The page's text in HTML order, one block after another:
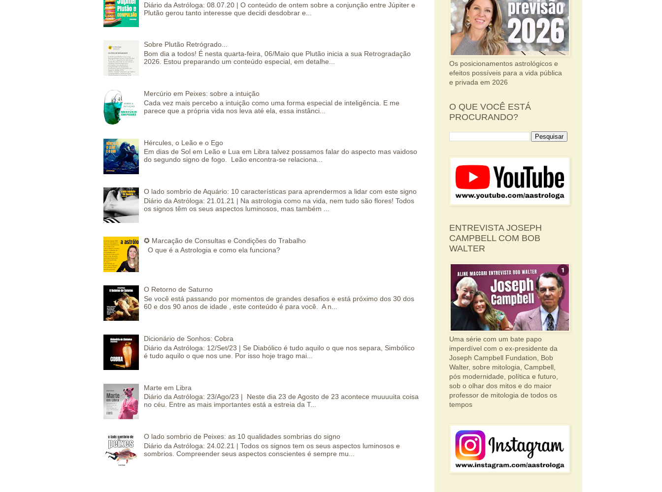
Diário da Astróloga: 08.07.20 | O conteúdo de ontem sobre a conjunção entre Júpiter e
Plutão gerou tanto interesse que decidi desdobrar e...
Sobre Plutão Retrógrado...
Bom dia a todos! É nesta quarta-feira, 06/Maio que Plutão inicia a sua Retrogradação
2026. Estou preparando um conteúdo especial, em detalhe...
Mercúrio em Peixes: sobre a intuição
Cada vez mais percebo a intuição como uma forma especial de inteligência. E me
parece que a própria vida nos leva até ela, essa instânci...
Hércules, o Leão e o Ego
Em dias de Sol em Leão e Lua em Libra talvez possamos falar do aspecto mas vaidoso
do segundo signo de fogo. Leão encontra-se relaciona...
O lado sombrio de Aquário: 10 características para aprendermos a lidar com este signo
Diário da Astróloga: 21.01.21 | Na astrologia como na vida, nem tudo são flores! Todos
os signos têm os seus aspectos luminosos, mas também ...
✪ Marcação de Consultas e Condições do Trabalho
O que é a Astrologia e como ela funciona?
O Retorno de Saturno
Se você está passando por momentos de grandes desafios e está próximo dos 30 dos
60 e dos 90 anos de idade , este conteúdo é para você. A n...
Dicionário de Sonhos: Cobra
Diário da Astróloga: 12/Set/23 | Se Diabólico é tudo aquilo o que nos separa, Simbólico
é tudo aquilo o que nos une. Por isso hoje trago mai...
Marte em Libra
Diário da Astróloga: 23/Ago/23 | Neste dia 23 de Agosto de 23 acontece muuuuita coisa
no céu. Entre as mais importantes está a estreia da T...
O lado sombrio de Peixes: as 10 qualidades sombrias do signo
Diário da Astróloga: 24.02.21 | Todos os signos tem os seus aspectos luminosos e
sombrios. Compreender seus aspectos conscientes é sempre mu...
Os posicionamentos astrológicos e
efeitos possíveis para a vida pública
e privada em 2026
O QUE VOCÊ ESTÁ
PROCURANDO?
ENTREVISTA JOSEPH
CAMPBELL COM BOB
WALTER
Uma série com um bate papo
imperdível com o ex-presidente da
Joseph Campbell Fundation, Bob
Walter, sobre mitologia, Campbell,
pós modernidade, política e futuro,
sob o olhar dos mitos e do maior
professor de mitologia de todos os
tempos